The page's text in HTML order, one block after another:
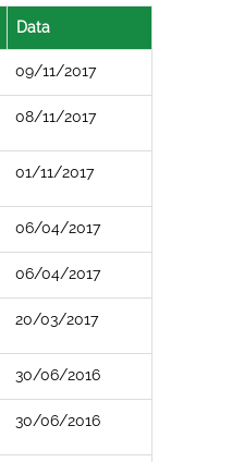
Data
09/11/2017
08/11/2017
01/11/2017
06/04/2017
06/04/2017
20/03/2017
30/06/2016
30/06/2016